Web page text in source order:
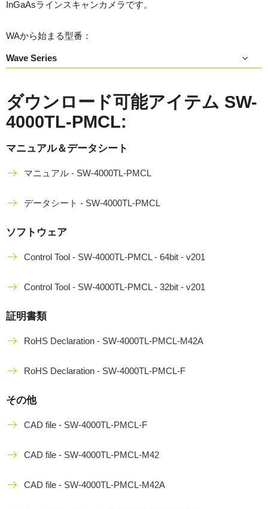
InGaAsラインスキャンカメラです。
WAから始まる型番：
Wave Series
ダウンロード可能アイテム SW-
4000TL-PMCL:
マニュアル＆データシート
マニュアル - SW-4000TL-PMCL
データシート - SW-4000TL-PMCL
ソフトウェア
Control Tool - SW-4000TL-PMCL - 64bit - v201
Control Tool - SW-4000TL-PMCL - 32bit - v201
証明書類
RoHS Declaration - SW-4000TL-PMCL-M42A
RoHS Declaration - SW-4000TL-PMCL-F
その他
CAD file - SW-4000TL-PMCL-F
CAD file - SW-4000TL-PMCL-M42
CAD file - SW-4000TL-PMCL-M42A